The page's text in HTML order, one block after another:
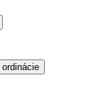
ordinácie